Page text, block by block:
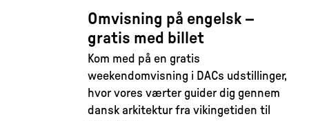
Omvisning på engelsk –
gratis med billet
Kom med på en gratis
weekendomvisning i DACs udstillinger,
hvor vores værter guider dig gennem
dansk arkitektur fra vikingetiden til